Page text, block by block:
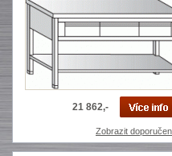
21 862,-
Zobrazit